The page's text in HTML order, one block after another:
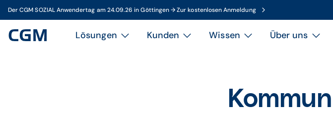
Der CGM SOZIAL Anwendertag am 24.09.26 in Göttingen → Zur kostenlosen Anmeldung
Lösungen Kunden Wissen Über uns